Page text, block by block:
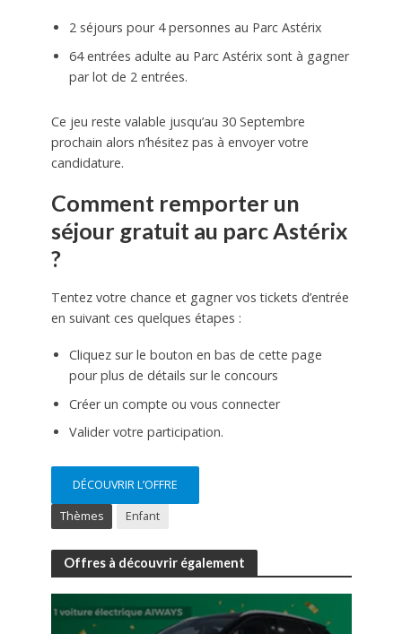
2 séjours pour 4 personnes au Parc Astérix
64 entrées adulte au Parc Astérix sont à gagner
par lot de 2 entrées.
Ce jeu reste valable jusqu’au 30 Septembre
prochain alors n’hésitez pas à envoyer votre
candidature.
Comment remporter un
séjour gratuit au parc Astérix
?
Tentez votre chance et gagner vos tickets d’entrée
en suivant ces quelques étapes :
Cliquez sur le bouton en bas de cette page
pour plus de détails sur le concours
Créer un compte ou vous connecter
Valider votre participation.
DÉCOUVRIR L’OFFRE
Thèmes Enfant
Offres à découvrir également